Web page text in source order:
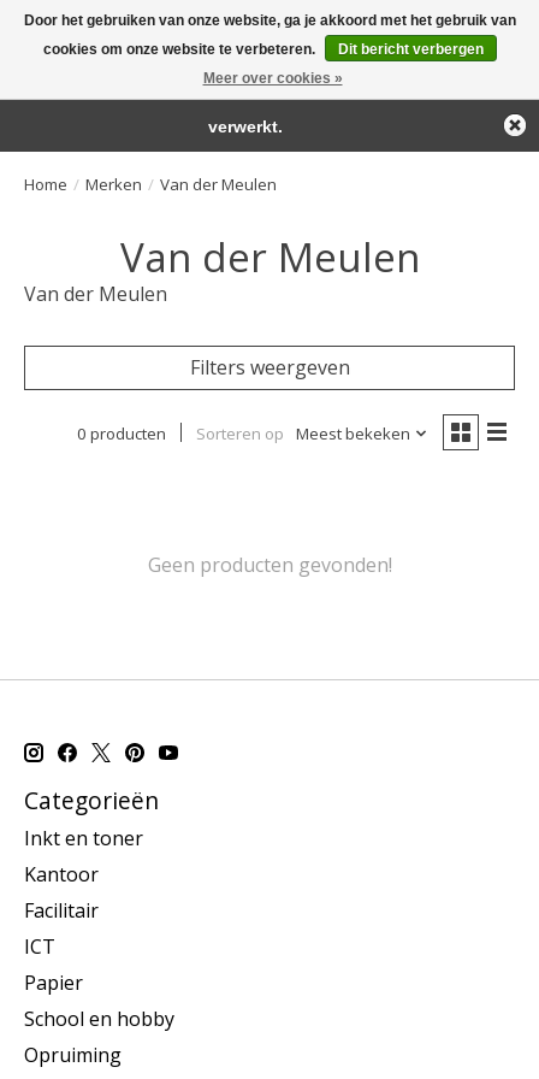
Large selection of products and fast shipping!
Home / Merken / Van der Meulen
Van der Meulen
Van der Meulen
Filters weergeven
0 producten Sorteren op Meest bekeken
Geen producten gevonden!
Categorieën
Inkt en toner
Kantoor
Facilitair
ICT
Papier
School en hobby
Opruiming
Door het gebruiken van onze website, ga je akkoord met het gebruik van
cookies om onze website te verbeteren.
Dit bericht verbergen
Meer over cookies »
← Keer terug naar de backofficeDeze winkel is in aanbouw.
Eventueel geplaatste orders zullen niet worden gehonoreerd of
verwerkt.